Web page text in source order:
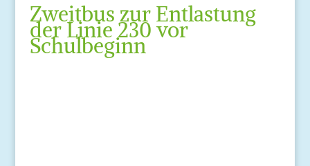
Zweitbus zur Entlastung
der Linie 230 vor
Schulbeginn